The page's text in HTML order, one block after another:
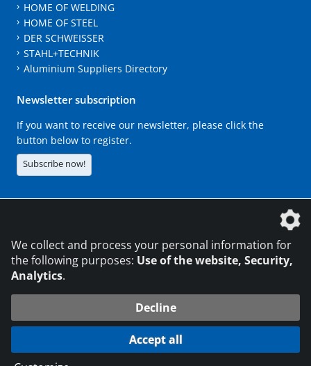
HOME OF WELDING
HOME OF STEEL
DER SCHWEISSER
STAHL+TECHNIK
Aluminium Suppliers Directory
Newsletter subscription
If you want to receive our newsletter, please click the
button below to register.
Subscribe now!
© 2026 DVS Media GmbH
Data protection settings
We collect and process your personal information for
the following purposes: Use of the website, Security,
Analytics.
Decline
Accept all